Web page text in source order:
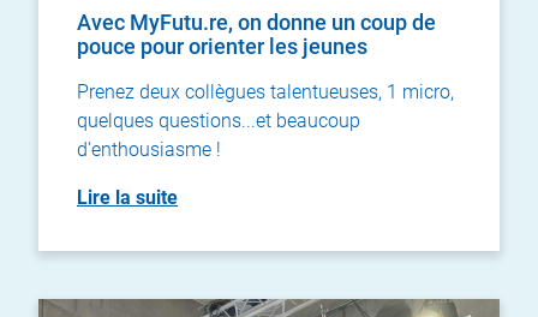
Avec MyFutu.re, on donne un coup de
pouce pour orienter les jeunes
Prenez deux collègues talentueuses, 1 micro,
quelques questions...et beaucoup
d'enthousiasme !
Lire la suite